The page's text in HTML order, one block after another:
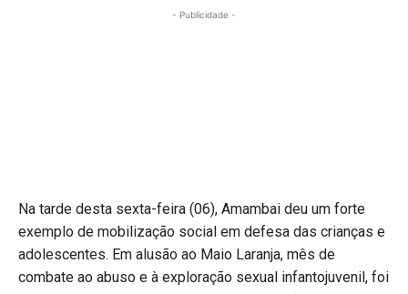
- Publicidade -
Na tarde desta sexta-feira (06), Amambai deu um forte
exemplo de mobilização social em defesa das crianças e
adolescentes. Em alusão ao Maio Laranja, mês de
combate ao abuso e à exploração sexual infantojuvenil, foi